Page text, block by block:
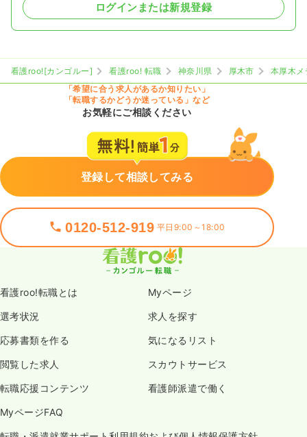
ログインまたは新規登録
看護roo![カンゴルー] 看護roo! 転職 神奈川県 厚木市
本厚木
「希望に合う求人があるか知りたい」
「転職するかどうか迷っている」など
お気軽にご相談ください
登録して相談してみる
0120-512-919 平日9:00～18:00
看護roo!転職とは Myページ
選考状況 求人を探す
応募書類を作る 気になるリスト
閲覧した求人 スカウトサービス
転職応援コンテンツ 看護師派遣で働く
MyページFAQ